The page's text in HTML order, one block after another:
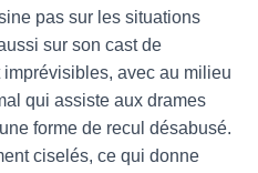
pas sur les situations
sur son cast de
avec au milieu
qui assiste aux drames
forme de recul désabusé.
ciselés, ce qui donne